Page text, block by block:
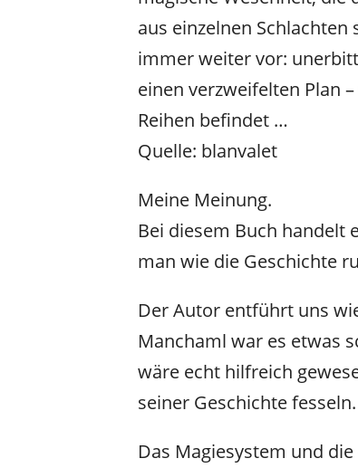
aus einzelnen
immer weiter vor:
einen verzweifelten Plan
Reihen befindet …
Quelle: blanvalet
Meine Meinung.
Bei diesem Buch handelt
man wie die Geschichte
Der Autor entführt uns
Manchaml war es etwas
wäre echt hilfreich
seiner Geschichte fesseln.
Das Magiesystem und